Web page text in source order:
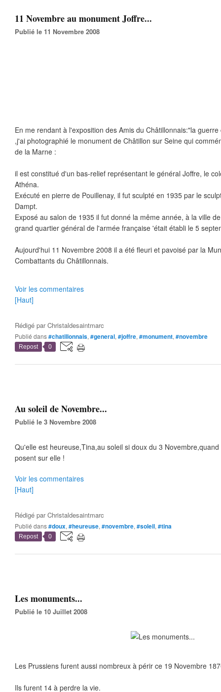
11 Novembre au monument Joffre...
Publié le 11 Novembre 2008
En me rendant à l'exposition des Amis du Châtillonnais:"la
,j'ai photographié le monument de Châtillon sur Seine qui
de la Marne :
il est constitué d'un bas-relief représentant le général Joffre, le
Athéna.
Exécuté en pierre de Pouillenay, il fut sculpté en 1935 par le
Dampt.
Exposé au salon de 1935 il fut donné la même année, à la ville
grand quartier général de l'armée française 'était établi le 5
Aujourd'hui 11 Novembre 2008 il a été fleuri et pavoisé par la
Combattants du Châtillonnais.
Voir les commentaires
[Haut]
Rédigé parChristaldesaintmarc
Publié dans#chatillonnais, #general, #joffre, #monument, #novembre
Repost 0
Au soleil de Novembre...
Publié le 3 Novembre 2008
Qu'elle est heureuse,Tina,au soleil si doux du 3
posent sur elle !
Voir les commentaires
[Haut]
Rédigé parChristaldesaintmarc
Publié dans#doux, #heureuse, #novembre, #soleil, #tina
Repost 0
Les monuments...
Publié le 10 Juillet 2008
Les Prussiens furent aussi nombreux à périr ce 19 Novembre
Ils furent 14 à perdre la vie.